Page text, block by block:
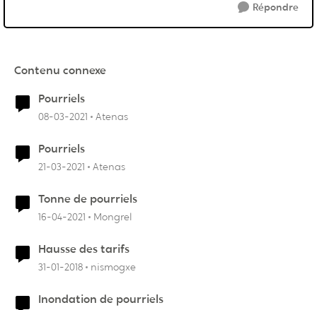
Répondre
Contenu connexe
Pourriels
08-03-2021 Atenas
Pourriels
21-03-2021 Atenas
Tonne de pourriels
16-04-2021 Mongrel
Hausse des tarifs
31-01-2018 nismogxe
Inondation de pourriels